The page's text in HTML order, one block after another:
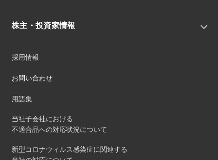
役員
事業
IRニュース
環境
ガバナンス
マテリアリティ
サステナビリティデータ
第三者保証
社外団体への加盟
社外からの評価
株主・投資家情報
財務ハイライト
IRカレンダー
個人投資家のみなさまへ
採用情報
お問い合わせ
用語集
当社子会社における
不適合品への対応状況について
新型コロナウィルス感染症に関連する